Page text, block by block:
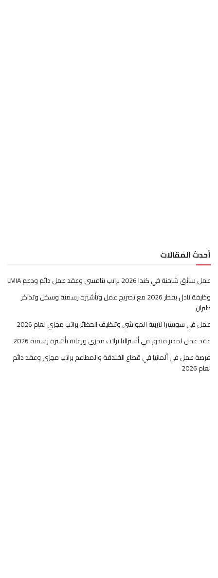
أحدث المقالات
عمل سائق شاحنة في كندا 2026 براتب تنافسي وعقد عمل دائم ودعم LMIA
وظيفة نادل بقطر 2026 مع تصريح عمل وتأشيرة رسمية وسكن وتذاكر
طيران
عمل في سويسرا لتربية المواشي وتنظيف الحظائر براتب مجزي لعام 2026
عقد عمل لمدير فندق في أستراليا براتب مجزي ورعاية تأشيرة رسمية 2026
فرصة عمل في ألمانيا في قطاع الفندقة والمطاعم براتب مجزي وعقد دائم
لعام 2026